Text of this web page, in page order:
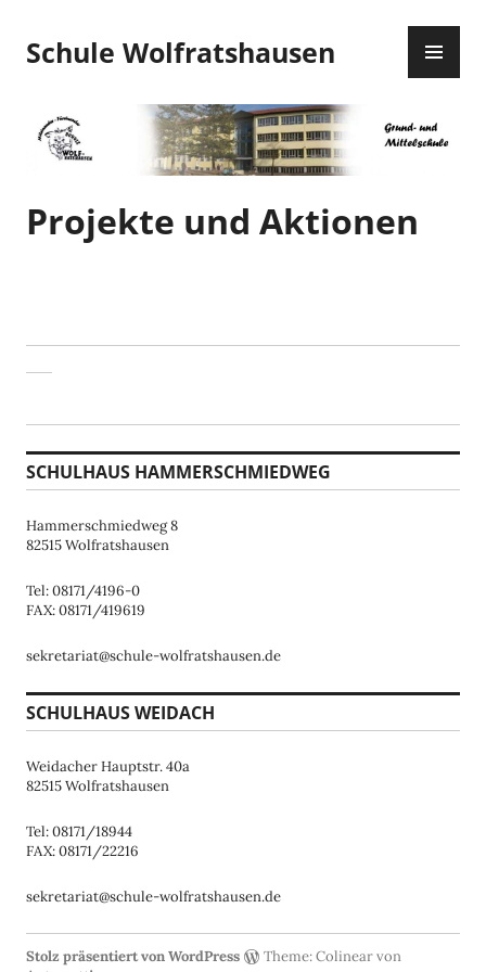
Inhalt
springen
Schule Wolfratshausen
Projekte und Aktionen
SCHULHAUS HAMMERSCHMIEDWEG
Hammerschmiedweg 8
82515 Wolfratshausen
Tel: 08171/4196-0
FAX: 08171/419619
sekretariat@schule-wolfratshausen.de
SCHULHAUS WEIDACH
Weidacher Hauptstr. 40a
82515 Wolfratshausen
Tel: 08171/18944
FAX: 08171/22216
sekretariat@schule-wolfratshausen.de
Stolz präsentiert von WordPress
Theme: Colinear von